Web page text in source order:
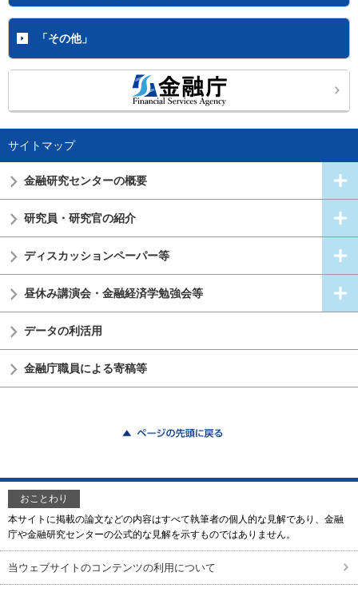
「その他」
サイトマップ
金融研究センターの概要
研究員・研究官の紹介
ディスカッションペーパー等
昼休み講演会・金融経済学勉強会等
データの利活用
金融庁職員による寄稿等
おことわり
本サイトに掲載の論文などの内容はすべて執筆者の個人的な見解であり、金融
庁や金融研究センターの公式的な見解を示すものではありません。
当ウェブサイトのコンテンツの利用について